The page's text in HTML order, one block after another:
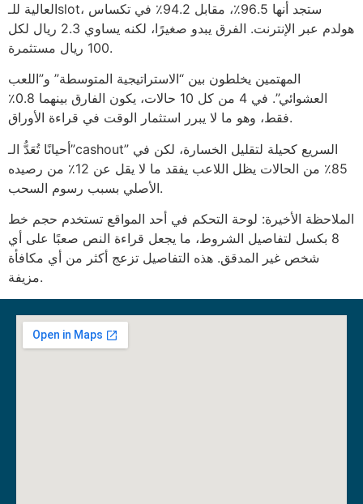
العالية للـslot، ستجد أنها 96.5٪، مقابل 94.2٪ في تكساس
هولدم عبر الإنترنت. الفرق يبدو صغيرًا، لكنه يساوي 2.3 ريال لكل
100 ريال مستثمرة.
المهتمين يخلطون بين “الاستراتيجية المتوسطة” و”اللعب
العشوائي”. في 4 من كل 10 حالات، يكون الفارق بينهما 0.8٪
فقط، وهو ما لا يبرر استثمار الوقت في قراءة الأوراق.
أحيانًا تُعَدُّ الـ”cashout” السريع كحيلة لتقليل الخسارة، لكن في
85٪ من الحالات يظل اللاعب يفقد ما لا يقل عن 12٪ من رصيده
الأصلي بسبب رسوم السحب.
الملاحظة الأخيرة: لوحة التحكم في أحد المواقع تستخدم حجم خط
8 بكسل لتفاصيل الشروط، ما يجعل قراءة النص صعبًا على أي
شخص غير المدقق. هذه التفاصيل تزعج أكثر من أي مكافأة
مزيفة.